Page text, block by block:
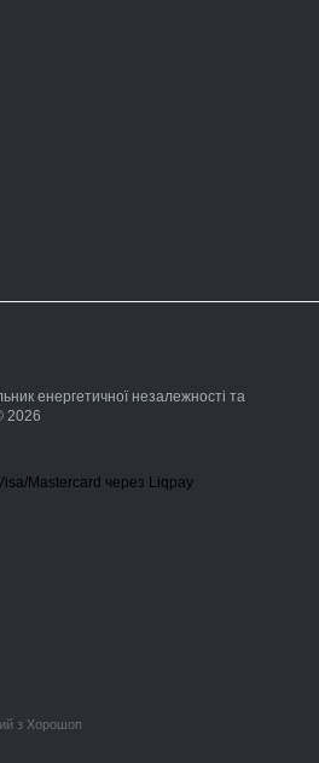
енергетичної незалежності та
2026
з Хорошоп